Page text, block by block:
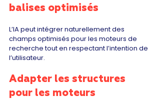
balises optimisés
L’IA peut intégrer naturellement des
champs optimisés pour les moteurs de
recherche tout en respectant l’intention de
l’utilisateur.
Adapter les structures
pour les moteurs